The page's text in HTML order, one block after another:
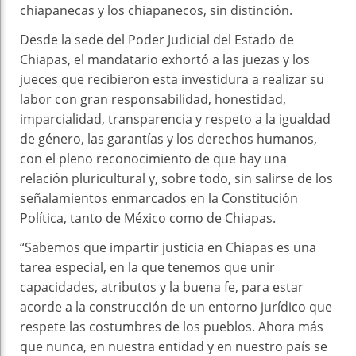
chiapanecas y los chiapanecos, sin distinción.
Desde la sede del Poder Judicial del Estado de
Chiapas, el mandatario exhortó a las juezas y los
jueces que recibieron esta investidura a realizar su
labor con gran responsabilidad, honestidad,
imparcialidad, transparencia y respeto a la igualdad
de género, las garantías y los derechos humanos,
con el pleno reconocimiento de que hay una
relación pluricultural y, sobre todo, sin salirse de los
señalamientos enmarcados en la Constitución
Política, tanto de México como de Chiapas.
“Sabemos que impartir justicia en Chiapas es una
tarea especial, en la que tenemos que unir
capacidades, atributos y la buena fe, para estar
acorde a la construcción de un entorno jurídico que
respete las costumbres de los pueblos. Ahora más
que nunca, en nuestra entidad y en nuestro país se